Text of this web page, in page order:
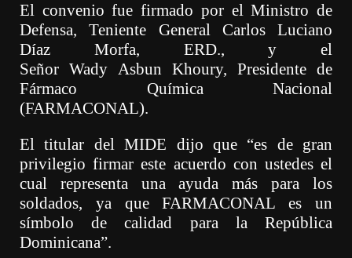
El convenio fue firmado por el Ministro de
Defensa, Teniente General Carlos Luciano
Díaz Morfa, ERD., y el
Señor Wady Asbun Khoury, Presidente de
Fármaco Química Nacional
(FARMACONAL).
El titular del MIDE dijo que “es de gran
privilegio firmar este acuerdo con ustedes el
cual representa una ayuda más para los
soldados, ya que FARMACONAL es un
símbolo de calidad para la República
Dominicana”.